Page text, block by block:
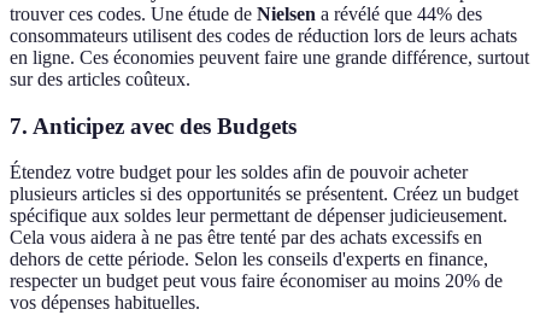
trouver ces codes. Une étude de Nielsen a révélé que 44% des
consommateurs utilisent des codes de réduction lors de leurs achats
en ligne. Ces économies peuvent faire une grande différence, surtout
sur des articles coûteux.
7. Anticipez avec des Budgets
Étendez votre budget pour les soldes afin de pouvoir acheter
plusieurs articles si des opportunités se présentent. Créez un budget
spécifique aux soldes leur permettant de dépenser judicieusement.
Cela vous aidera à ne pas être tenté par des achats excessifs en
dehors de cette période. Selon les conseils d'experts en finance,
respecter un budget peut vous faire économiser au moins 20% de
vos dépenses habituelles.